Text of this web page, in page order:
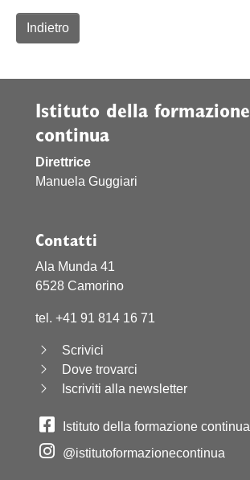
Indietro
Istituto della formazione
continua
Direttrice
Manuela Guggiari
Contatti
Ala Munda 41
6528 Camorino
tel. +41 91 814 16 71
Scrivici
Dove trovarci
Iscriviti alla newsletter
Istituto della formazione continua
@istitutoformazionecontinua